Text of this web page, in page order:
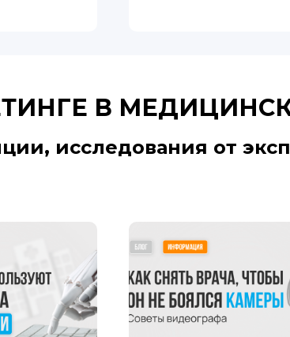
поставленные
позволяет нашим
В
исследования от